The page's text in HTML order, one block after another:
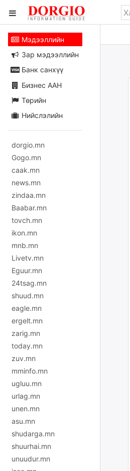
Мэдээллийн
Зар мэдээллийн
Банк санхүү
Бизнес ААН
Төрийн
Нийслэлийн
dorgio.mn
Gogo.mn
caak.mn
news.mn
zindaa.mn
Baabar.mn
tovch.mn
ikon.mn
mnb.mn
Livetv.mn
Eguur.mn
24tsag.mn
shuud.mn
eagle.mn
ergelt.mn
zarig.mn
today.mn
zuv.mn
mminfo.mn
ugluu.mn
urlag.mn
unen.mn
asu.mn
shudarga.mn
shuurhai.mn
unuudur.mn